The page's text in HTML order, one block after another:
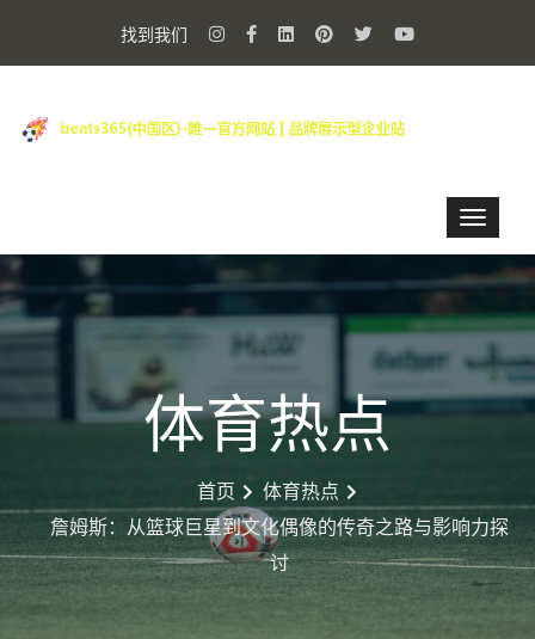
找到我们
体育热点
首页
体育热点
詹姆斯：从篮球巨星到文化偶像的传奇之路与影响力探
讨